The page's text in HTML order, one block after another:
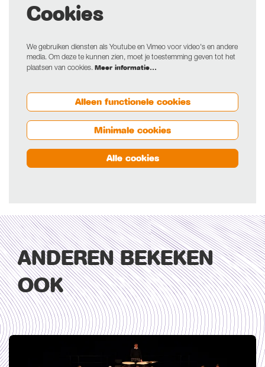
Cookies
We gebruiken diensten als Youtube en Vimeo voor video's en andere
media. Om deze te kunnen zien, moet je toestemming geven tot het
plaatsen van cookies. Meer informatie…
Alleen functionele cookies
Minimale cookies
Alle cookies
ANDEREN BEKEKEN
OOK
Overslaan